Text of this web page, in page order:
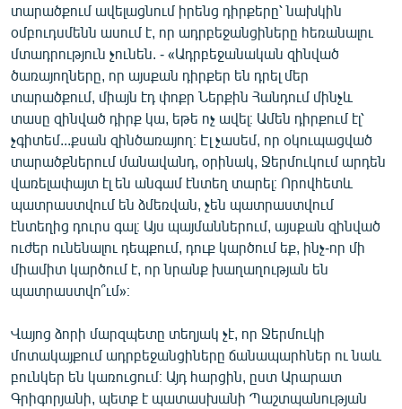
տարածքում ավելացնում իրենց դիրքերը՝ նախկին
օմբուդսմենն ասում է, որ ադրբեջանցիները հեռանալու
մտադրություն չունեն. - «Ադրբեջանական զինված
ծառայողները, որ այսքան դիրքեր են դրել մեր
տարածքում, միայն էդ փոքր Ներքին Հանդում մինչև
տասը զինված դիրք կա, եթե ոչ ավել։ Ամեն դիրքում էլ՝
չգիտեմ...քսան զինծառայող։ Էլ չասեմ, որ օկուպացված
տարածքներում մանավանդ, օրինակ, Ջերմուկում արդեն
վառելափայտ էլ են անգամ էնտեղ տարել։ Որովհետև
պատրաստվում են ձմեռվան, չեն պատրաստվում
էնտեղից դուրս գալ։ Այս պայմաններում, այսքան զինված
ուժեր ունենալու դեպքում, դուք կարծում եք, ինչ-որ մի
միամիտ կարծում է, որ նրանք խաղաղության են
պատրաստվո՞ւմ»։
Վայոց ձորի մարզպետը տեղյակ չէ, որ Ջերմուկի
մոտակայքում ադրբեջանցիները ճանապարհներ ու նաև
բունկեր են կառուցում։ Այդ հարցին, ըստ Արարատ
Գրիգորյանի, պետք է պատասխանի Պաշտպանության